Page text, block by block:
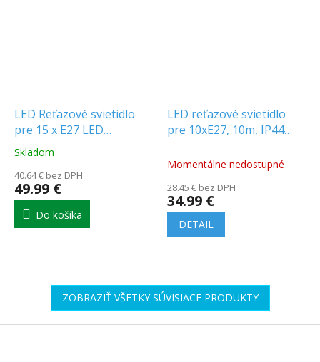
LED Reťazové svietidlo
pre 15 x E27 LED
žiarovky, IP65
Priemerné
produktu
je
5.0
Skladom
40.64 € bez DPH
49.99 €
Do košíka
LED reťazové svietidlo
pre 10xE27, 10m, IP44
Momentálne nedostupné
28.45 € bez DPH
34.99 €
DETAIL
ZOBRAZIŤ VŠETKY SÚVISIACE PRODUKTY
Z